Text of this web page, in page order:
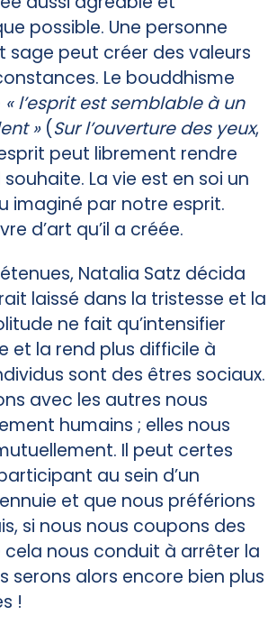
possible. Une personne
sage peut créer des valeurs
Le bouddhisme
« l’esprit est semblable à un
»(Sur l’ouverture des yeux,
peut librement rendre
souhaite. La vie est en soi un
imaginé par notre esprit.
d’art qu’il a créée.
Natalia Satz décida
laissé dans la tristesse et la
ne fait qu’intensifier
et la rend plus difficile à
sont des êtres sociaux.
avec les autres nous
humains ; elles nous
Il peut certes
au sein d’un
et que nous préférions
si nous nous coupons des
nous conduit à arrêter la
serons alors encore bien plus
!